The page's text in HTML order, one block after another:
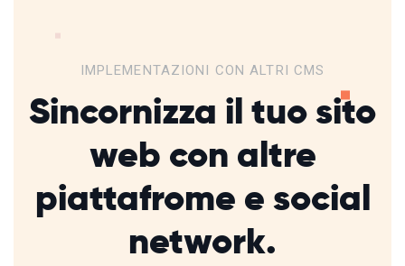
IMPLEMENTAZIONI CON ALTRI CMS
Sincornizza il tuo sito
web con altre
piattafrome e social
network.